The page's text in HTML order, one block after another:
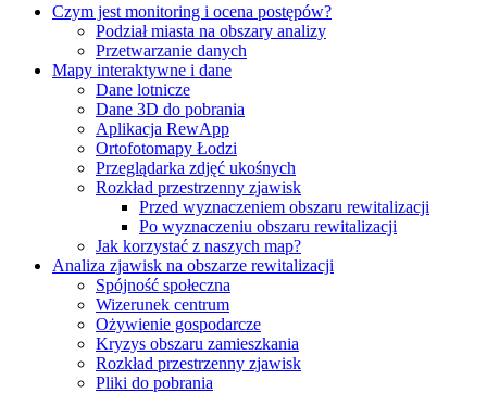
Czym jest monitoring i ocena postępów?
Podział miasta na obszary analizy
Przetwarzanie danych
Mapy interaktywne i dane
Dane lotnicze
Dane 3D do pobrania
Aplikacja RewApp
Ortofotomapy Łodzi
Przeglądarka zdjęć ukośnych
Rozkład przestrzenny zjawisk
Przed wyznaczeniem obszaru rewitalizacji
Po wyznaczeniu obszaru rewitalizacji
Jak korzystać z naszych map?
Analiza zjawisk na obszarze rewitalizacji
Spójność społeczna
Wizerunek centrum
Ożywienie gospodarcze
Kryzys obszaru zamieszkania
Rozkład przestrzenny zjawisk
Pliki do pobrania